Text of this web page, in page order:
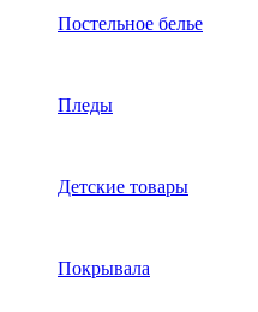
Постельное белье
Пледы
Детские товары
Покрывала